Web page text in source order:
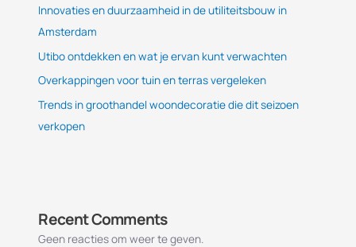
Innovaties en duurzaamheid in de utiliteitsbouw in
Amsterdam
Utibo ontdekken en wat je ervan kunt verwachten
Overkappingen voor tuin en terras vergeleken
Trends in groothandel woondecoratie die dit seizoen
verkopen
Recent Comments
Geen reacties om weer te geven.